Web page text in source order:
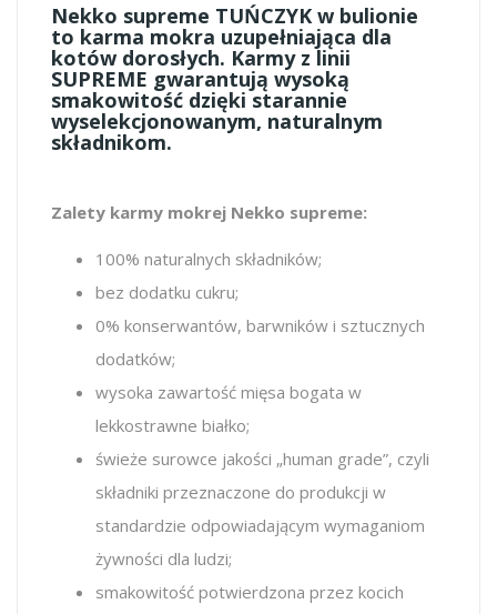
Nekko supreme TUŃCZYK w bulionie
to karma mokra uzupełniająca dla
kotów dorosłych. Karmy z linii
SUPREME gwarantują wysoką
smakowitość dzięki starannie
wyselekcjonowanym, naturalnym
składnikom.
Zalety karmy mokrej Nekko supreme:
100% naturalnych składników;
bez dodatku cukru;
0% konserwantów, barwników i sztucznych
dodatków;
wysoka zawartość mięsa bogata w
lekkostrawne białko;
świeże surowce jakości „human grade”, czyli
składniki przeznaczone do produkcji w
standardzie odpowiadającym wymaganiom
żywności dla ludzi;
smakowitość potwierdzona przez kocich